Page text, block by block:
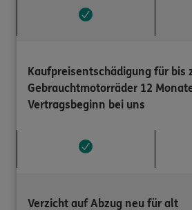
Kaufpreisentschädigung für bis
Gebrauchtmotorräder 12
Vertragsbeginn bei uns
Verzicht auf Abzug neu für alt